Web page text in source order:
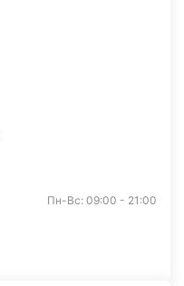
Пн-Вс: 09:00 - 21:00